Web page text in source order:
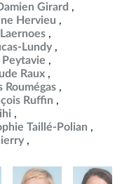
Girard
Hervieu
Lundy
Peytavie
Raux
Roumégas
Ruffin
Taillé-Polian